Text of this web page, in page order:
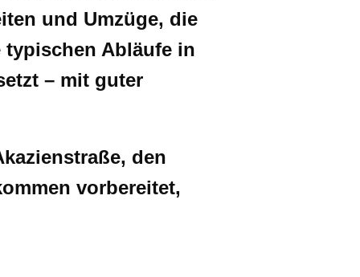
und Umzüge, die
Abläufe in
– mit guter
den
vorbereitet,